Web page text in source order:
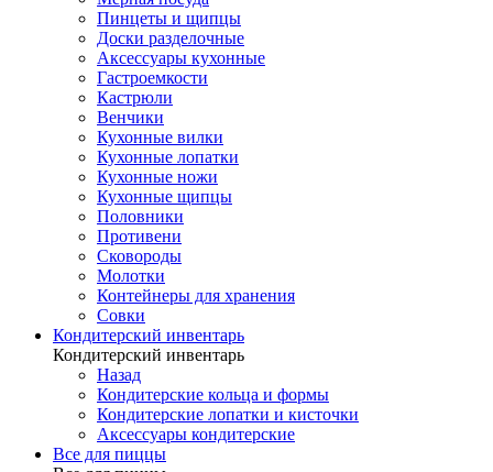
Пинцеты и щипцы
Доски разделочные
Аксессуары кухонные
Гастроемкости
Кастрюли
Венчики
Кухонные вилки
Кухонные лопатки
Кухонные ножи
Кухонные щипцы
Половники
Противени
Сковороды
Молотки
Контейнеры для хранения
Совки
Кондитерский инвентарь
Кондитерский инвентарь
Назад
Кондитерские кольца и формы
Кондитерские лопатки и кисточки
Аксессуары кондитерские
Все для пиццы